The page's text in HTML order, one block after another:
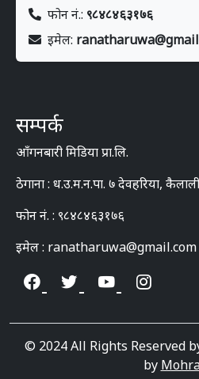
फोन नं.: ९८४८४६३१७६
इमेल:
सम्पर्क
आँगनबारी मिडिया प्रा.लि.
ठेगाना : ध.उ.म.न.पा. ७ देवहरिया, कैलाली
फोन नं. : ९८४८४६३१७६
इमेल : ranatharuwa@gmail.com
© 2024 All Rights Reserved
by